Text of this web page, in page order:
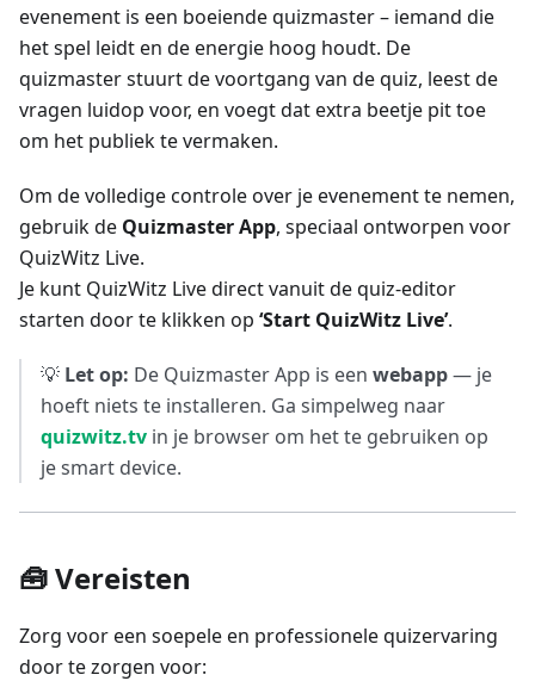
evenement is een boeiende quizmaster – iemand die
het spel leidt en de energie hoog houdt. De
quizmaster stuurt de voortgang van de quiz, leest de
vragen luidop voor, en voegt dat extra beetje pit toe
om het publiek te vermaken.
Om de volledige controle over je evenement te nemen,
gebruik de Quizmaster App, speciaal ontworpen voor
QuizWitz Live.
Je kunt QuizWitz Live direct vanuit de quiz-editor
starten door te klikken op ‘Start QuizWitz Live’.
💡 Let op: De Quizmaster App is een webapp— je
hoeft niets te installeren. Ga simpelweg naar
quizwitz.tv in je browser om het te gebruiken op
je smart device.
🧰 Vereisten
Zorg voor een soepele en professionele quizervaring
door te zorgen voor: